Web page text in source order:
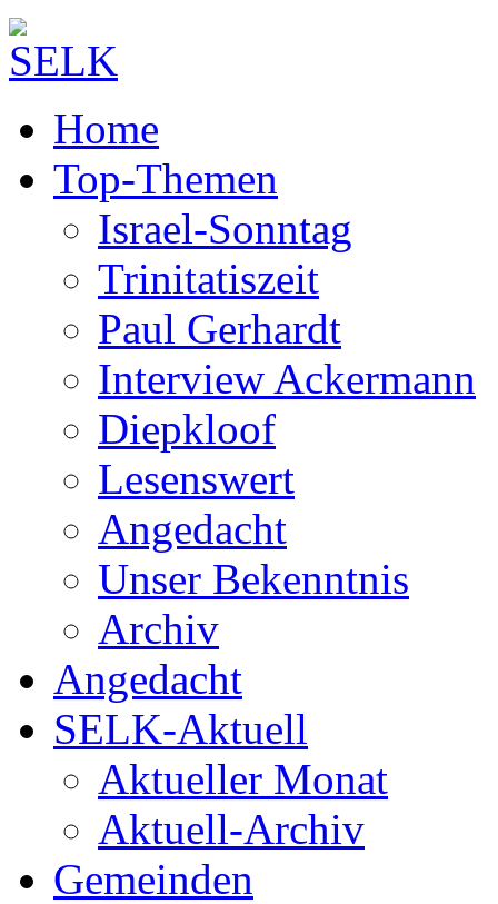
Home
Top-Themen
Israel-Sonntag
Trinitatiszeit
Paul Gerhardt
Interview Ackermann
Diepkloof
Lesenswert
Angedacht
Unser Bekenntnis
Archiv
Angedacht
SELK-Aktuell
Aktueller Monat
Aktuell-Archiv
Gemeinden